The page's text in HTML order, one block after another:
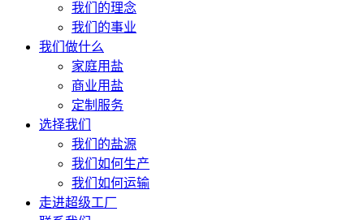
我们的理念
我们的事业
我们做什么
家庭用盐
商业用盐
定制服务
选择我们
我们的盐源
我们如何生产
我们如何运输
走进超级工厂